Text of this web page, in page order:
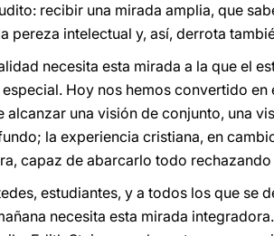
recibir una mirada amplia, que
pereza intelectual y, así, derrota
necesita esta mirada a la que el
Hoy nos hemos convertido
una visión de conjunto, una
la experiencia cristiana, en
capaz de abarcarlo todo
estudiantes, y a todos los que se
necesita esta mirada